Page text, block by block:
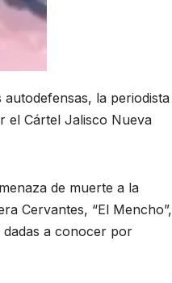
la periodista
el Cártel Jalisco Nueva
de muerte a la
Cervantes, “El Mencho”,
dadas a conocer por